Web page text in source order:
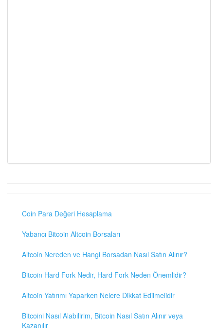
Coin Para Değeri Hesaplama
Yabancı Bitcoin Altcoin Borsaları
Altcoin Nereden ve Hangi Borsadan Nasıl Satın Alınır?
Bitcoin Hard Fork Nedir, Hard Fork Neden Önemlidir?
Altcoin Yatırımı Yaparken Nelere Dikkat Edilmelidir
Bitcoini Nasıl Alabilirim, Bitcoin Nasıl Satın Alınır veya
Kazanılır